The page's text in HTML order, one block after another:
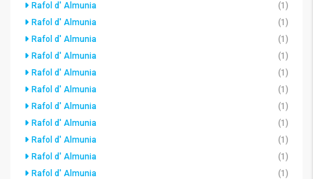
Rafol d' Almunia
(1)
Rafol d' Almunia
(1)
Rafol d' Almunia
(1)
Rafol d' Almunia
(1)
Rafol d' Almunia
(1)
Rafol d' Almunia
(1)
Rafol d' Almunia
(1)
Rafol d' Almunia
(1)
Rafol d' Almunia
(1)
Rafol d' Almunia
(1)
Rafol d' Almunia
(1)